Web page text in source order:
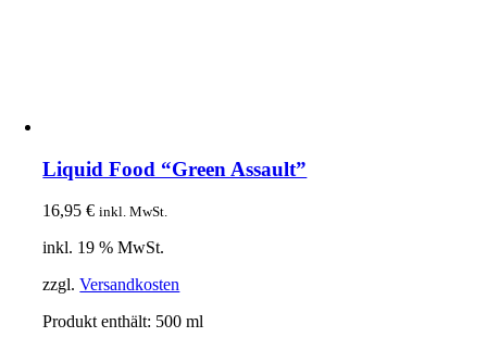
Liquid Food “Green Assault”
16,95€ inkl. MwSt.
inkl. 19 % MwSt.
zzgl.Versandkosten
Produkt enthält: 500ml